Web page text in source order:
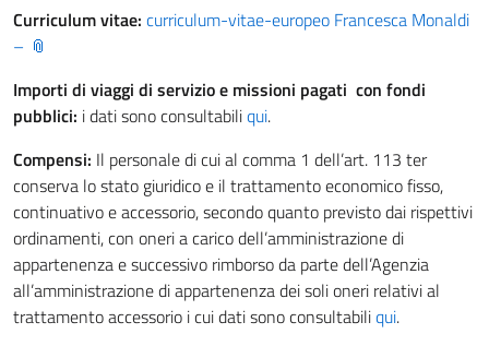
Curriculum vitae: curriculum-vitae-europeo Francesca Monaldi
–
Importi di viaggi di servizio e missioni pagati con fondi
pubblici: i dati sono consultabiliqui.
Compensi: Il personale di cui al comma 1 dell’art. 113 ter
conserva lo stato giuridico e il trattamento economico fisso,
continuativo e accessorio, secondo quanto previsto dai rispettivi
ordinamenti, con oneri a carico dell’amministrazione di
appartenenza e successivo rimborso da parte dell’Agenzia
all’amministrazione di appartenenza dei soli oneri relativi al
trattamento accessorio i cui dati sono consultabiliqui.